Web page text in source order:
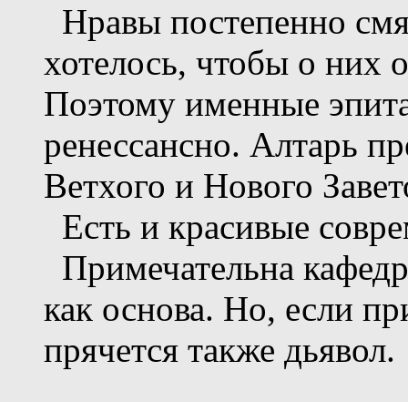
Нравы постепенно
хотелось, чтобы о них
Поэтому именные
ренессансно. Алтарь
Ветхого и Нового
Есть и красивые
Примечательна
как основа. Но, если
прячется также дьявол.